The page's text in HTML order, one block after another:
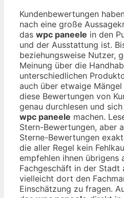
Kundenbewertungen
nach eine große
das wpc paneele in den
und der Ausstattung ist.
beziehungsweise Nutzer,
Meinung über die
unterschiedlichen
auch über etwaige
diese Bewertungen von
genau durchlesen und
wpc paneele machen.
Stern-Bewertungen, aber
Sterne-Bewertungen
die aller Regel kein
empfehlen ihnen übrigens
Fachgeschäft in der Stadt
vielleicht dort den
Einschätzung zu fragen.